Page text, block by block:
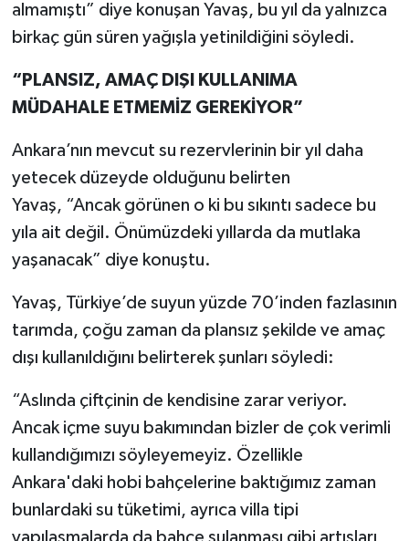
almamıştı” diye konuşan Yavaş, bu yıl da yalnızca
birkaç gün süren yağışla yetinildiğini söyledi.
“PLANSIZ, AMAÇ DIŞI KULLANIMA
MÜDAHALE ETMEMİZ GEREKİYOR”
Ankara’nın mevcut su rezervlerinin bir yıl daha
yetecek düzeyde olduğunu belirten
Yavaş, “Ancak görünen o ki bu sıkıntı sadece bu
yıla ait değil. Önümüzdeki yıllarda da mutlaka
yaşanacak” diye konuştu.
Yavaş, Türkiye’de suyun yüzde 70’inden fazlasının
tarımda, çoğu zaman da plansız şekilde ve amaç
dışı kullanıldığını belirterek şunları söyledi:
“Aslında çiftçinin de kendisine zarar veriyor.
Ancak içme suyu bakımından bizler de çok verimli
kullandığımızı söyleyemeyiz. Özellikle
Ankara'daki hobi bahçelerine baktığımız zaman
bunlardaki su tüketimi, ayrıca villa tipi